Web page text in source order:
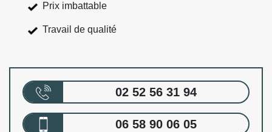
Prix imbattable
Travail de qualité
02 52 56 31 94
06 58 90 06 05